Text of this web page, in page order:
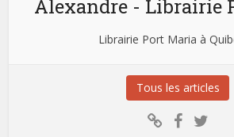
Alexandre - Librairie
Librairie Port Maria à
Tous les articles